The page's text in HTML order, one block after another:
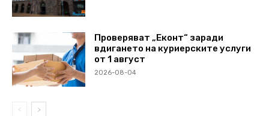
Проверяват „Еконт“ заради
вдигането на куриерските услуги
от 1 август
2026-08-04